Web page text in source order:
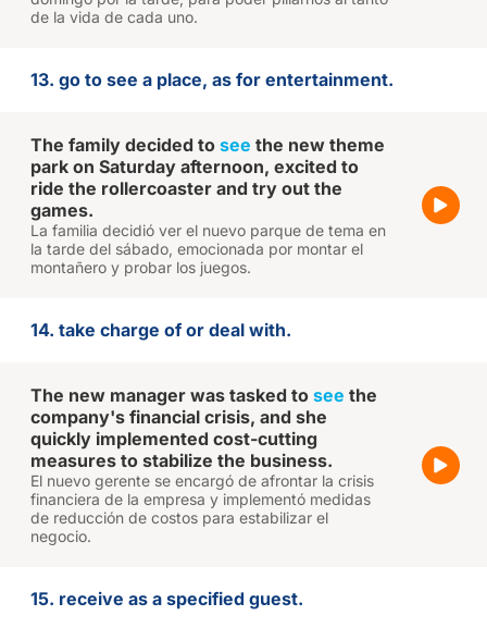
de la vida de cada uno.
13. go to see a place, as for entertainment.
The family decided to see the new theme
park on Saturday afternoon, excited to
ride the rollercoaster and try out the
games.
La familia decidió ver el nuevo parque de tema en
la tarde del sábado, emocionada por montar el
montañero y probar los juegos.
14. take charge of or deal with.
The new manager was tasked to see the
company's financial crisis, and she
quickly implemented cost-cutting
measures to stabilize the business.
El nuevo gerente se encargó de afrontar la crisis
financiera de la empresa y implementó medidas
de reducción de costos para estabilizar el
negocio.
15. receive as a specified guest.